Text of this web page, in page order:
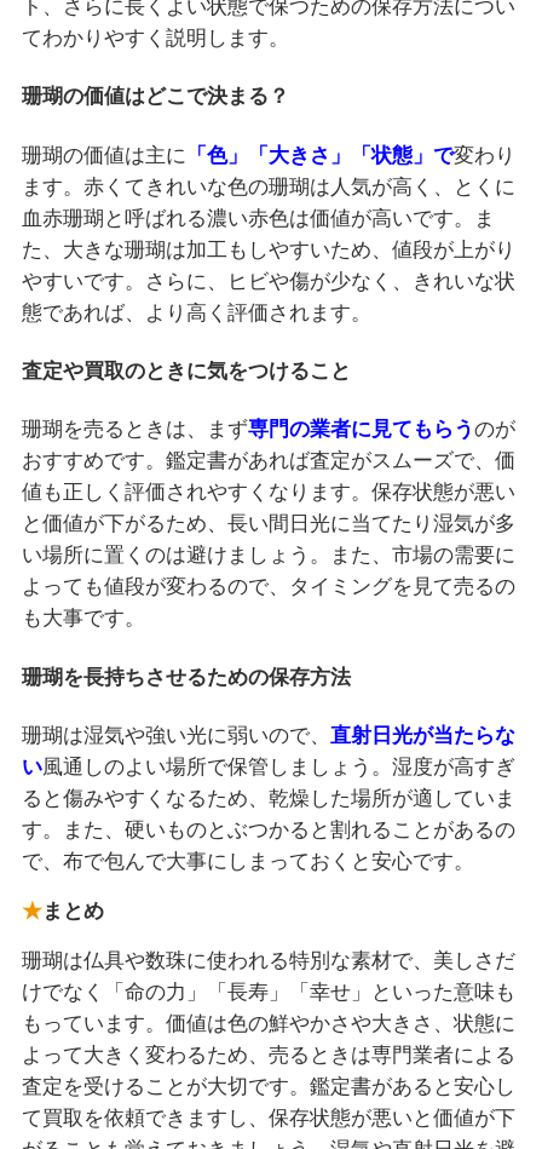
ト、さらに長くよい状態で保つための保存方法につい
てわかりやすく説明します。
珊瑚の価値はどこで決まる？
珊瑚の価値は主に 「色」「大きさ」「状態」で変わり
ます。赤くてきれいな色の珊瑚は人気が高く、とくに
血赤珊瑚と呼ばれる濃い赤色は価値が高いです。ま
た、大きな珊瑚は加工もしやすいため、値段が上がり
やすいです。さらに、ヒビや傷が少なく、きれいな状
態であれば、より高く評価されます。
査定や買取のときに気をつけること
珊瑚を売るときは、まず専門の業者に見てもらうのが
おすすめです。鑑定書があれば査定がスムーズで、価
値も正しく評価されやすくなります。保存状態が悪い
と価値が下がるため、長い間日光に当てたり湿気が多
い場所に置くのは避けましょう。また、市場の需要に
よっても値段が変わるので、タイミングを見て売るの
も大事です。
珊瑚を長持ちさせるための保存方法
珊瑚は湿気や強い光に弱いので、 直射日光が当たらな
い風通しのよい場所で保管しましょう。湿度が高すぎ
ると傷みやすくなるため、乾燥した場所が適していま
す。また、硬いものとぶつかると割れることがあるの
で、布で包んで大事にしまっておくと安心です。
まとめ
珊瑚は仏具や数珠に使われる特別な素材で、美しさだ
けでなく「命の力」「長寿」「幸せ」といった意味も
もっています。価値は色の鮮やかさや大きさ、状態に
よって大きく変わるため、売るときは専門業者による
査定を受けることが大切です。鑑定書があると安心し
て買取を依頼できますし、保存状態が悪いと価値が下